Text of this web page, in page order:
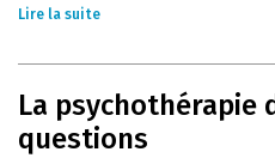
Lire la suite
La psychothérapie
questions